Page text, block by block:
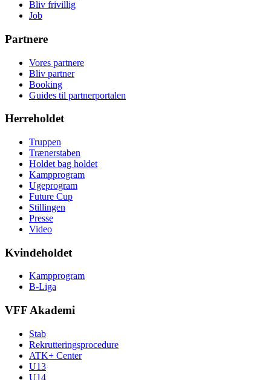
Bliv frivillig
Job
Partnere
Vores partnere
Bliv partner
Booking
Guides til partnerportalen
Herreholdet
Truppen
Trænerstaben
Holdet bag holdet
Kampprogram
Ugeprogram
Future Cup
Stillingen
Presse
Video
Kvindeholdet
Kampprogram
B-Liga
VFF Akademi
Stab
Rekrutteringsprocedure
ATK+ Center
U13
U14